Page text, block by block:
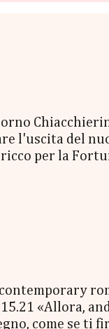
l'uscita
per la
- una
«Allora,
come se ti